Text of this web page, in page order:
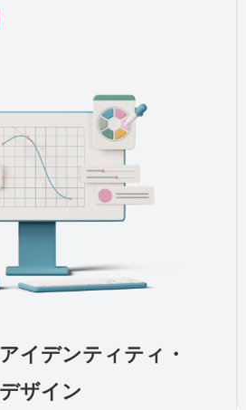
イデンティティ・
デザイン